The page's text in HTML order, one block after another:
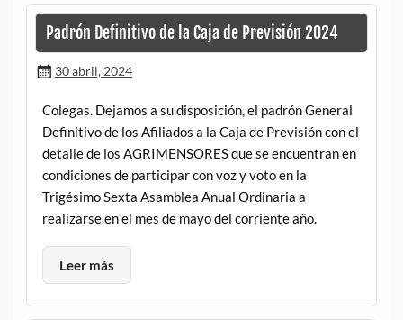
Padrón Definitivo de la Caja de Previsión 2024
30 abril, 2024
Colegas. Dejamos a su disposición, el padrón General
Definitivo de los Afiliados a la Caja de Previsión con el
detalle de los AGRIMENSORES que se encuentran en
condiciones de participar con voz y voto en la
Trigésimo Sexta Asamblea Anual Ordinaria a
realizarse en el mes de mayo del corriente año.
Leer más